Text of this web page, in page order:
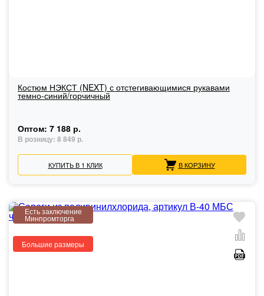
Костюм НЭКСТ (NEXT) с отстегивающимися рукавами
темно-синий/горчичный
Оптом: 7 188 р.
В розницу: 8 849 р.
КУПИТЬ В 1 КЛИК В КОРЗИНУ
Есть заключение
Минпромторга
Большие размеры